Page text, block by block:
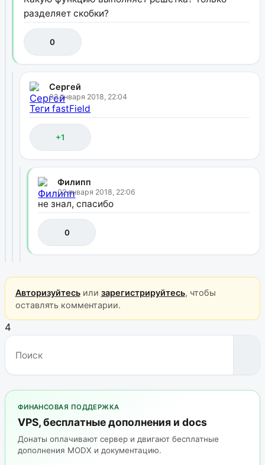
разделяет скобки?
0
Сергей
02 января 2018, 22:04
Теги fastField
+1
Филипп
02 января 2018, 22:06
не знал, спасибо
0
Авторизуйтесьили зарегистрируйтесь, чтобы
оставлять комментарии.
4
ФИНАНСОВАЯ ПОДДЕРЖКА
VPS, бесплатные дополнения и docs
Донаты оплачивают сервер и двигают бесплатные
дополнения MODX и документацию.